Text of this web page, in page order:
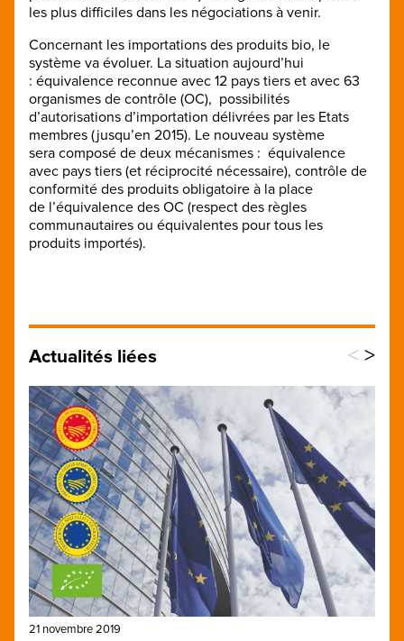
les plus difficiles dans les négociations à venir.
Concernant les importations des produits bio, le
système va évoluer. La situation aujourd’hui
: équivalence reconnue avec 12 pays tiers et avec 63
organismes de contrôle (OC), possibilités
d’autorisations d’importation délivrées par les Etats
membres (jusqu’en 2015). Le nouveau système
sera composé de deux mécanismes : équivalence
avec pays tiers (et réciprocité nécessaire), contrôle de
conformité des produits obligatoire à la place
de l’équivalence des OC (respect des règles
communautaires ou équivalentes pour tous les
produits importés).
Actualités liées < >
21 novembre 2019